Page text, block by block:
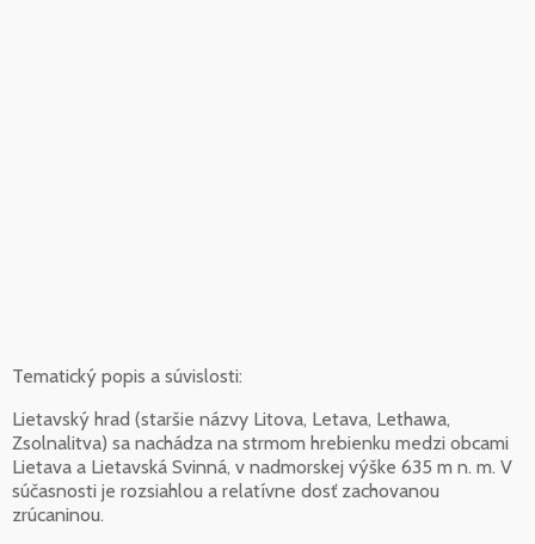
Tematický popis a súvislosti:
Lietavský hrad (staršie názvy Litova, Letava, Lethawa,
Zsolnalitva) sa nachádza na strmom hrebienku medzi obcami
Lietava a Lietavská Svinná, v nadmorskej výške 635 m n. m. V
súčasnosti je rozsiahlou a relatívne dosť zachovanou
zrúcaninou.